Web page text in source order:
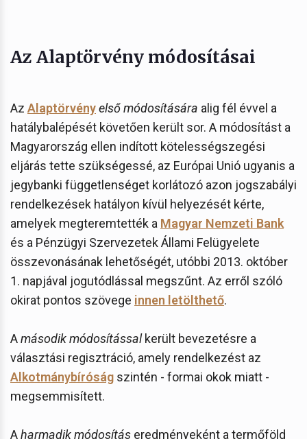
Az Alaptörvény módosításai
Az Alaptörvényelső módosítására alig fél évvel a
hatálybalépését követően került sor. A módosítást a
Magyarország ellen indított kötelességszegési
eljárás tette szükségessé, az Európai Unió ugyanis a
jegybanki függetlenséget korlátozó azon jogszabályi
rendelkezések hatályon kívül helyezését kérte,
amelyek megteremtették a Magyar Nemzeti Bank
és a Pénzügyi Szervezetek Állami Felügyelete
összevonásának lehetőségét, utóbbi 2013. október
1. napjával jogutódlással megszűnt. Az erről szóló
okirat pontos szövege innen letölthető.
Amásodik módosítássalkerült bevezetésre a
választási regisztráció, amely rendelkezést az
Alkotmánybíróság szintén - formai okok miatt -
megsemmisített.
Aharmadik módosítás eredményeként a termőföld